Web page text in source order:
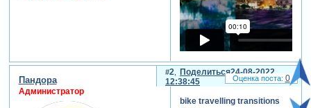
Поделиться
2
24-08-2022
12:38:45
Пандора
Администратор
bike travelling transitions
0